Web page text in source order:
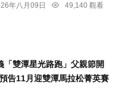
年八月09日
49,140 觀看
「雙潭星光路跑」父親節開
告11月迎雙潭馬拉松菁英賽